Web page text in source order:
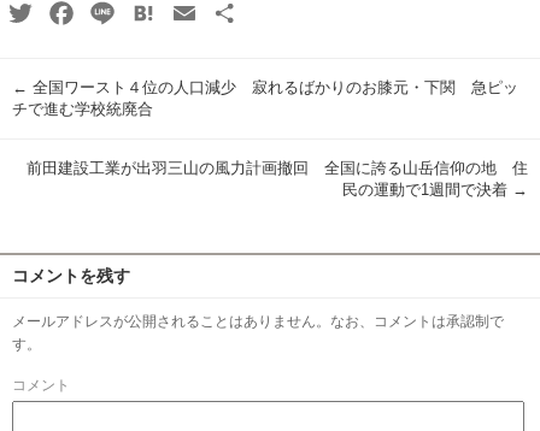
TwitterFacebook
Line HatenaEmail
← 全国ワースト４位の人口減少 寂れるばかりのお膝元・下関 急ピッ
チで進む学校統廃合
前田建設工業が出羽三山の風力計画撤回 全国に誇る山岳信仰の地 住
民の運動で1週間で決着 →
コメントを残す
メールアドレスが公開されることはありません。なお、コメントは承認制で
す。
コメント